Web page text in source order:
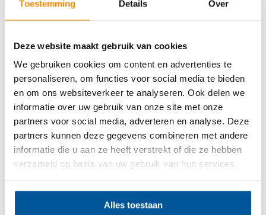
Toestemming Details Over
Deze website maakt gebruik van cookies
We gebruiken cookies om content en advertenties te
personaliseren, om functies voor social media te bieden
en om ons websiteverkeer te analyseren. Ook delen we
informatie over uw gebruik van onze site met onze
partners voor social media, adverteren en analyse. Deze
partners kunnen deze gegevens combineren met andere
informatie die u aan ze heeft verstrekt of die ze hebben
verzameld op basis van uw gebruik van hun services.
Alles toestaan
voor tegels?
onderhoudsvriendelijk zijn, kun je ook kiezen voor PVC,
laminaat of een gietvloer. Die zijn vaak sneller te
plaatsen en vragen minder voorbereiding. Alles hangt af
van je wensen op het vlak van uitstraling, comfort en
budget.